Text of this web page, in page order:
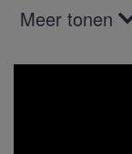
Meer tonen